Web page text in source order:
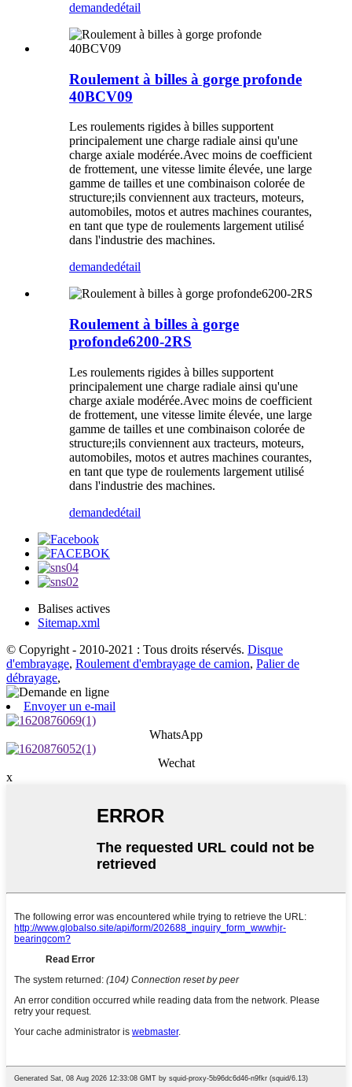
demandedétail
Roulement à billes à gorge profonde
40BCV09
Les roulements rigides à billes supportent
principalement une charge radiale ainsi qu'une
charge axiale modérée.Avec moins de coefficient
de frottement, une vitesse limite élevée, une large
gamme de tailles et une combinaison colorée de
structure;ils conviennent aux tracteurs, moteurs,
automobiles, motos et autres machines courantes,
en tant que type de roulements largement utilisé
dans l'industrie des machines.
demandedétail
Roulement à billes à gorge
profonde6200-2RS
Les roulements rigides à billes supportent
principalement une charge radiale ainsi qu'une
charge axiale modérée.Avec moins de coefficient
de frottement, une vitesse limite élevée, une large
gamme de tailles et une combinaison colorée de
structure;ils conviennent aux tracteurs, moteurs,
automobiles, motos et autres machines courantes,
en tant que type de roulements largement utilisé
dans l'industrie des machines.
demandedétail
Balises actives
Sitemap.xml
© Copyright - 2010-2021 : Tous droits réservés. Disque
d'embrayage, Roulement d'embrayage de camion, Palier de
débrayage,
Envoyer un e-mail
WhatsApp
Wechat
x